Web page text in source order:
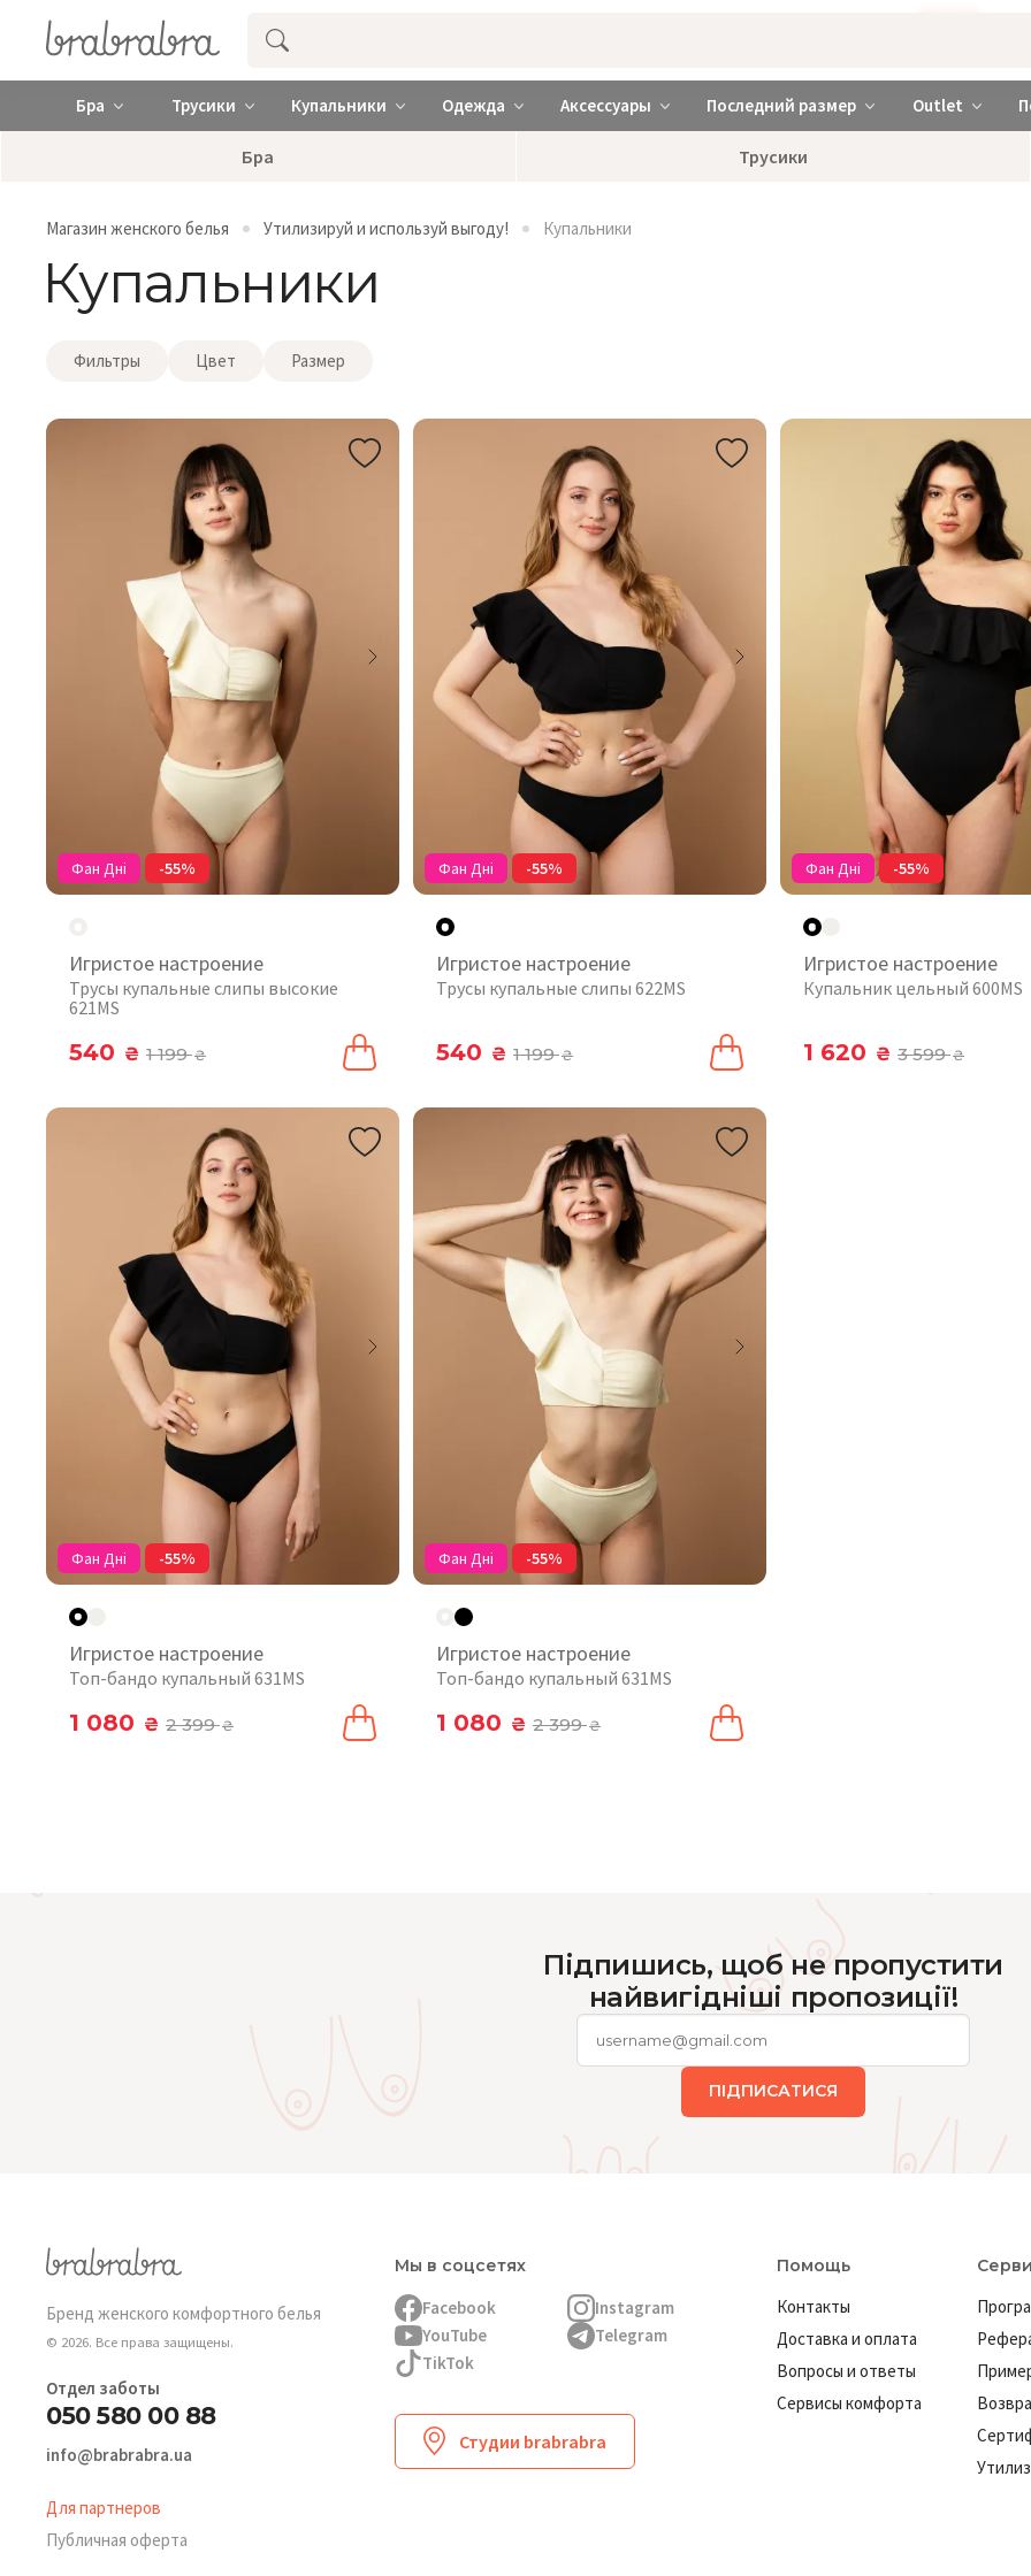
Купить нижнее женское белье ❤️ brabrabra ❤️ Киев и Украина
Бра Трусики Купальники Одежда Аксессуары Последний размер Outlet
Бра Трусики
Магазин женского белья Утилизируй и используй выгоду! Купальники
Купальники
Фильтры Цвет Размер
Фан Дні -55%
Игристое настроение
Трусы купальные слипы высокие
621MS
540 ₴ 1 199₴
Фан Дні -55%
Игристое настроение
Трусы купальные слипы 622MS
540 ₴ 1 199₴
Фан Дні -55%
Игристое настроение
Купальник цельный 600MS
1 620 ₴ 3 599₴
Фан Дні -55%
Игристое настроение
Топ-бандо купальный 631MS
1 080 ₴ 2 399₴
Фан Дні -55%
Игристое настроение
Топ-бандо купальный 631MS
1 080 ₴ 2 399₴
Підпишись, щоб не пропустити
найвигідніші пропозиції!
ПІДПИСАТИСЯ
Бренд женского комфортного белья
© 2026. Все права защищены.
Отдел заботы
050 580 00 88
info@brabrabra.ua
Для партнеров
Публичная оферта
Мы в соцсетях
Facebook
Instagram
YouTube
Telegram
TikTok
Студии brabrabra
Помощь
Контакты
Доставка и оплата
Вопросы и ответы
Сервисы комфорта